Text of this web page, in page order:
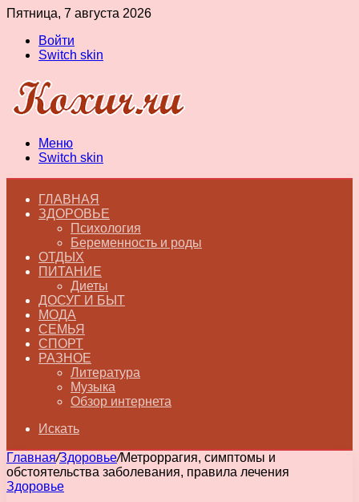
Пятница, 7 августа 2026
Войти
Switch skin
Меню
Switch skin
ГЛАВНАЯ
ЗДОРОВЬЕ
Психология
Беременность и роды
ОТДЫХ
ПИТАНИЕ
Диеты
ДОСУГ И БЫТ
МОДА
СЕМЬЯ
СПОРТ
РАЗНОЕ
Литература
Музыка
Обзор интернета
Искать
Главная/Здоровье/Метроррагия, симптомы и
обстоятельства заболевания, правила лечения
Здоровье